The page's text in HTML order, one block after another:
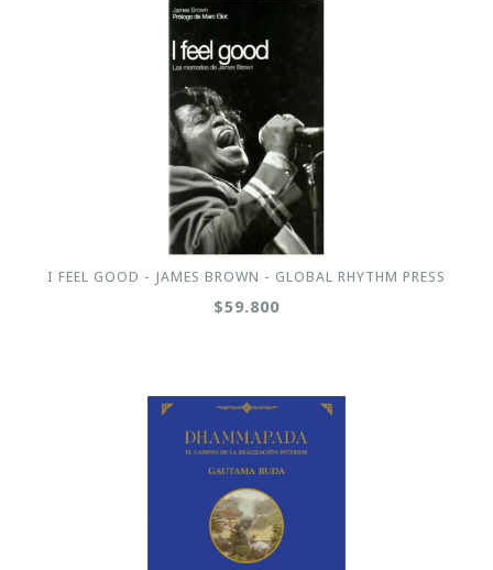
I FEEL GOOD - JAMES BROWN - GLOBAL RHYTHM PRESS
$59.800